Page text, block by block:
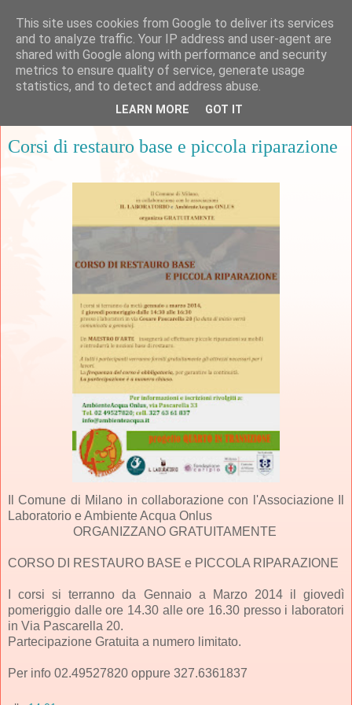
martedì 17 dicembre 2013
Corsi di restauro base e piccola riparazione
Il Comune di Milano in collaborazione con l'Associazione Il
Laboratorio e Ambiente Acqua Onlus
ORGANIZZANO GRATUITAMENTE
CORSO DI RESTAURO BASE e PICCOLA RIPARAZIONE
I corsi si terranno da Gennaio a Marzo 2014 il giovedì
pomeriggio dalle ore 14.30 alle ore 16.30 presso i laboratori
in Via Pascarella 20.
Partecipazione Gratuita a numero limitato.
Per info 02.49527820 oppure 327.6361837
This site uses cookies from Google to deliver its services
and to analyze traffic. Your IP address and user-agent are
shared with Google along with performance and security
metrics to ensure quality of service, generate usage
statistics, and to detect and address abuse.
LEARN MORE GOT IT